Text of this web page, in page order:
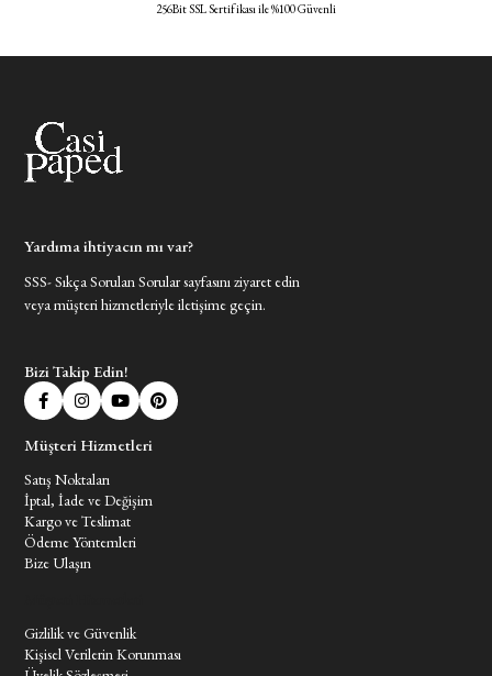
256Bit SSL Sertifikası ile %100 Güvenli
Yardıma ihtiyacın mı var?
SSS- Sıkça Sorulan Sorular sayfasını ziyaret edin
veya müşteri hizmetleriyle iletişime geçin.
Bizi Takip Edin!
Müşteri Hizmetleri
Satış Noktaları
İptal, İade ve Değişim
Kargo ve Teslimat
Ödeme Yöntemleri
Bize Ulaşın
Gizlilik ve Güvenlik
Kişisel Verilerin Korunması